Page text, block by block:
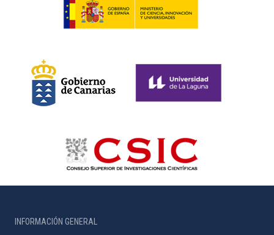
INFORMACIÓN GENERAL